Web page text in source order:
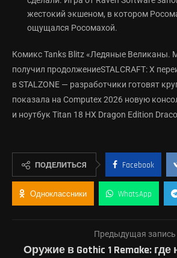
жестокий экшеном, в котором
ощущался Росомахой.
Комикс Tanks Blitz «Ледяные Великаны.
получил продолжениеSTALCRAFT: X
в STALZONE — разработчики готовят
показала на Computex 2026 новую
и ноутбук Titan 18 HX Dragon Edition
ПОДЕЛИТЬСЯ Facebook
Одноклассники WhatsApp
Предыдущая запись
Оружие в Gothic 1 Remake: